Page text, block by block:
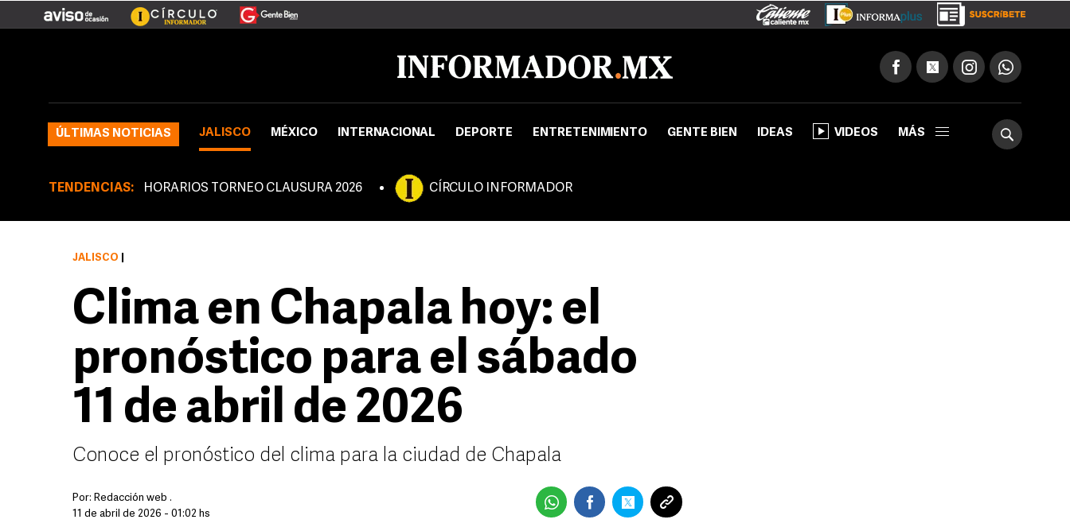
ÚLTIMAS NOTICIAS JALISCO MÉXICO INTERNACIONAL DEPORTE ENTRETENIMIENTO GENTE BIEN IDEAS VIDEOS MÁS
TENDENCIAS: HORARIOS TORNEO CLAUSURA 2026 CÍRCULO INFORMADOR
JALISCO
Clima en Chapala hoy: el
pronóstico para el sábado
11 de abril de 2026
Conoce el pronóstico del clima para la ciudad de Chapala
Por: Redacción web .
11 de abril de 2026 - 01:02 hs